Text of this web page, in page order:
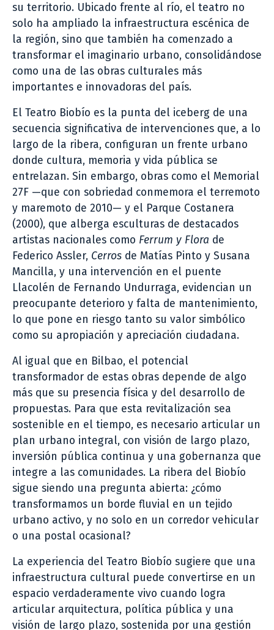
su territorio. Ubicado frente al río, el teatro no
solo ha ampliado la infraestructura escénica de
la región, sino que también ha comenzado a
transformar el imaginario urbano, consolidándose
como una de las obras culturales más
importantes e innovadoras del país.
El Teatro Biobío es la punta del iceberg de una
secuencia significativa de intervenciones que, a lo
largo de la ribera, configuran un frente urbano
donde cultura, memoria y vida pública se
entrelazan. Sin embargo, obras como el Memorial
27F —que con sobriedad conmemora el terremoto
y maremoto de 2010— y el Parque Costanera
(2000), que alberga esculturas de destacados
artistas nacionales como Ferrum y Flora de
Federico Assler, Cerros de Matías Pinto y Susana
Mancilla, y una intervención en el puente
Llacolén de Fernando Undurraga, evidencian un
preocupante deterioro y falta de mantenimiento,
lo que pone en riesgo tanto su valor simbólico
como su apropiación y apreciación ciudadana.
Al igual que en Bilbao, el potencial
transformador de estas obras depende de algo
más que su presencia física y del desarrollo de
propuestas. Para que esta revitalización sea
sostenible en el tiempo, es necesario articular un
plan urbano integral, con visión de largo plazo,
inversión pública continua y una gobernanza que
integre a las comunidades. La ribera del Biobío
sigue siendo una pregunta abierta: ¿cómo
transformamos un borde fluvial en un tejido
urbano activo, y no solo en un corredor vehicular
o una postal ocasional?
La experiencia del Teatro Biobío sugiere que una
infraestructura cultural puede convertirse en un
espacio verdaderamente vivo cuando logra
articular arquitectura, política pública y una
visión de largo plazo, sostenida por una gestión